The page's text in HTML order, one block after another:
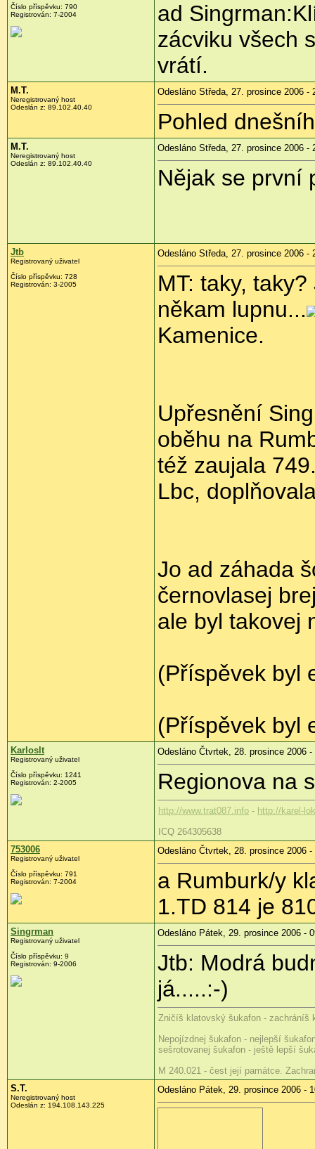
Číslo příspěvku: 790
Registrován: 7-2004
ad
zácviku všech
vrátí.
M.T.
Neregistrovaný host
Odeslán z: 89.102.40.40
Odesláno Středa, 27. prosince 2006 -
Pohled
M.T.
Neregistrovaný host
Odeslán z: 89.102.40.40
Odesláno Středa, 27. prosince 2006 -
Nějak se první
Jtb
Registrovaný uživatel
Číslo příspěvku: 728
Registrován: 3-2005
Odesláno Středa, 27. prosince 2006 -
MT: taky,
někam lupnu...
Kamenice.
Upřesnění
oběhu na
též zaujala
Lbc,
Jo ad záhada
černovlasej
ale byl takovej
(Příspěvek byl
(Příspěvek byl
Karloslt
Registrovaný uživatel
Číslo příspěvku: 1241
Registrován: 2-2005
Odesláno Čtvrtek, 28. prosince 2006 -
Regionova na
http://www.trat087.info - http://karel-
ICQ 264305638
753006
Registrovaný uživatel
Číslo příspěvku: 791
Registrován: 7-2004
Odesláno Čtvrtek, 28. prosince 2006 -
a Rumburk/y
1.TD 814 je
Singrman
Registrovaný uživatel
Číslo příspěvku: 9
Registrován: 9-2006
Odesláno Pátek, 29. prosince 2006 -
Jtb: Modrá
já.....:-)
Zničíš klatovský šukafon - zachráníš
Nepojízdnej šukafon - nejlepší
sešrotovanej šukafon - ještě lepší
M 240.021 - čest její památce.
S.T.
Neregistrovaný host
Odeslán z: 194.108.143.225
Odesláno Pátek, 29. prosince 2006 -